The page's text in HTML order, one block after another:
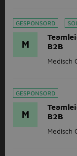
GESPONSORD
M
B2B
Medisch
GESPONSORD
M
B2B
Medisch